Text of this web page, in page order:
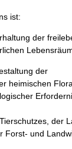
ist:
der
der
heimischen
der
Forst- und